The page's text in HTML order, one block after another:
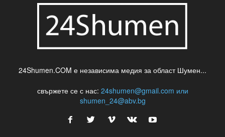
24Shumen.COM е независима медия за област Шумен...
свържете се с нас: 24shumen@gmail.com или
shumen_24@abv.bg